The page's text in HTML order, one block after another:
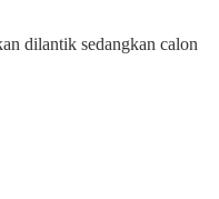
dilantik sedangkan calon